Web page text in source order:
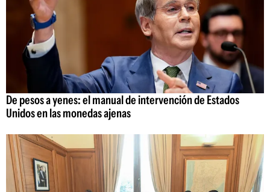
De pesos a yenes: el manual de intervención de Estados
Unidos en las monedas ajenas